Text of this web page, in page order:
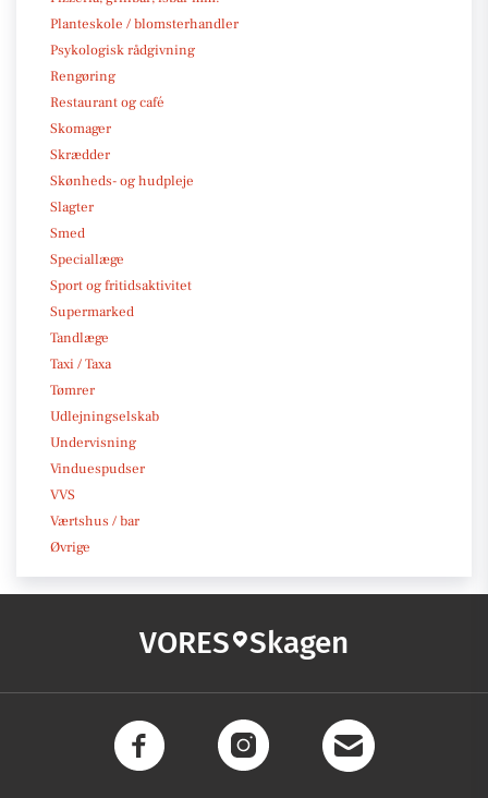
Planteskole / blomsterhandler
Psykologisk rådgivning
Rengøring
Restaurant og café
Skomager
Skrædder
Skønheds- og hudpleje
Slagter
Smed
Speciallæge
Sport og fritidsaktivitet
Supermarked
Tandlæge
Taxi / Taxa
Tømrer
Udlejningselskab
Undervisning
Vinduespudser
VVS
Værtshus / bar
Øvrige
VORES Skagen